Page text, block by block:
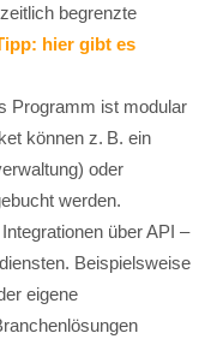
begrenzte
hier gibt es
Programm ist modular
können z. B. ein
oder
werden.
über API –
Beispielsweise
eigene